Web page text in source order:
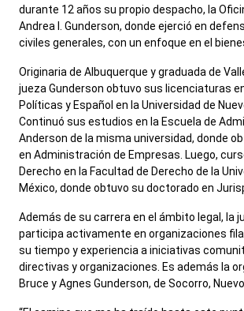
durante 12 años su propio despacho, la
Andrea I. Gunderson, donde ejerció en
civiles generales, con un enfoque en el
Originaria de Albuquerque y graduada de
jueza Gunderson obtuvo sus licenciaturas
Políticas y Español en la Universidad de
Continuó sus estudios en la Escuela de
Anderson de la misma universidad, donde
en Administración de Empresas. Luego,
Derecho en la Facultad de Derecho de la
México, donde obtuvo su doctorado en
Además de su carrera en el ámbito legal, la
participa activamente en organizaciones
su tiempo y experiencia a iniciativas
directivas y organizaciones. Es además la
Bruce y Agnes Gunderson, de Socorro,